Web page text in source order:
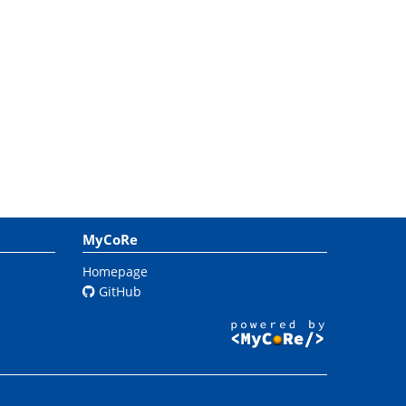
MyCoRe
Homepage
GitHub